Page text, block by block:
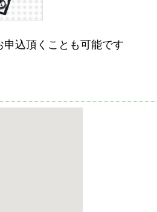
申込頂くことも可能です